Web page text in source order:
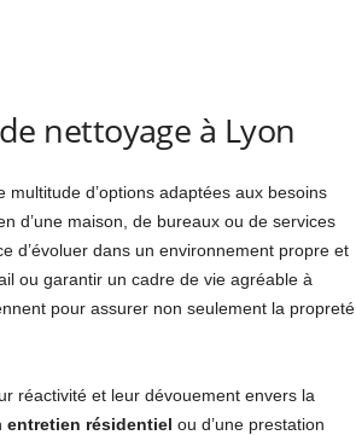
nettoyage à Lyon
multitude d’options adaptées aux besoins
d’une maison, de bureaux ou de services
d’évoluer dans un environnement propre et
ou garantir un cadre de vie agréable à
pour assurer non seulement la propreté,
réactivité et leur dévouement envers la
entretien résidentiel ou d’une prestation